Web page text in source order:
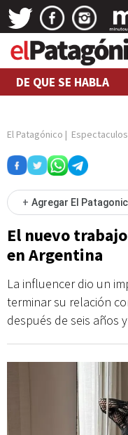
DE QUE SE HABLA
El Patagónico | Espectaculos
+ Agregar El
El nuevo
en Argentina
La influencer dio un
terminar su relación
después de seis años